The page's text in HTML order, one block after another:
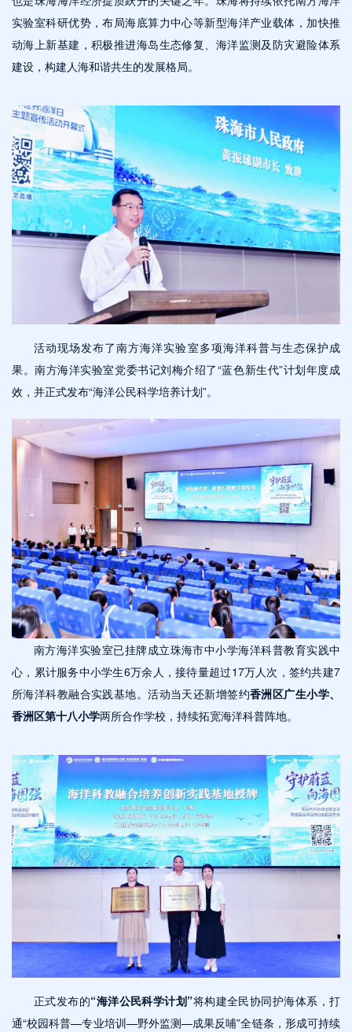
实验室科研优势，布局海底算力中心等新型海洋产业载体，加快推
动海上新基建，积极推进海岛生态修复、海洋监测及防灾避险体系
建设，构建人海和谐共生的发展格局。
活动现场发布了南方海洋实验室多项海洋科普与生态保护成
果。南方海洋实验室党委书记刘梅介绍了“蓝色新生代”计划年度成
效，并正式发布“海洋公民科学培养计划”。
南方海洋实验室已挂牌成立珠海市中小学海洋科普教育实践中
心，累计服务中小学生6万余人，接待量超过17万人次，签约共建7
所海洋科教融合实践基地。活动当天还新增签约香洲区广生小学、
香洲区第十八小学两所合作学校，持续拓宽海洋科普阵地。
正式发布的“海洋公民科学计划”将构建全民协同护海体系，打
通“校园科普—专业培训—野外监测—成果反哺”全链条，形成可持续